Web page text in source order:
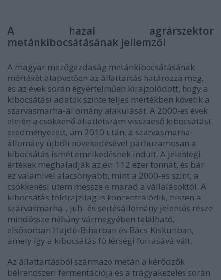
A hazai agrárszektor
metánkibocsátásának jellemzői
A magyar mezőgazdaság metánkibocsátásának
mértékét alapvetően az állattartás határozza meg,
és az évek során egyértelműen kirajzolódott, hogy a
kibocsátási adatok szinte teljes mértékben követik a
szarvasmarha-állomány alakulását. A 2000-es évek
elején a csökkenő állatlétszám visszaeső kibocsátást
eredményezett, ám 2010 után, a szarvasmarha-
állomány újbóli növekedésével párhuzamosan a
kibocsátás ismét emelkedésnek indult. A jelenlegi
értékek meghaladják az évi 112 ezer tonnát, és bár
ez valamivel alacsonyabb, mint a 2000-es szint, a
csökkenési ütem messze elmarad a vállalásoktól. A
kibocsátás földrajzilag is koncentrálódik, hiszen a
szarvasmarha-, juh- és sertésállomány jelentős része
mindössze néhány vármegyében található,
elsősorban Hajdú-Biharban és Bács-Kiskunban,
amely így a kibocsátás fő térségi forrásává vált.
Az állattartásból származó metán a kérődzők
bélrendszeri fermentációja és a trágyakezelés során